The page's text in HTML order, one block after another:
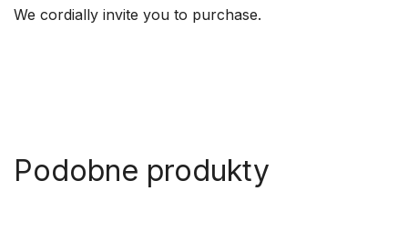
We cordially invite you to purchase.
Podobne produkty